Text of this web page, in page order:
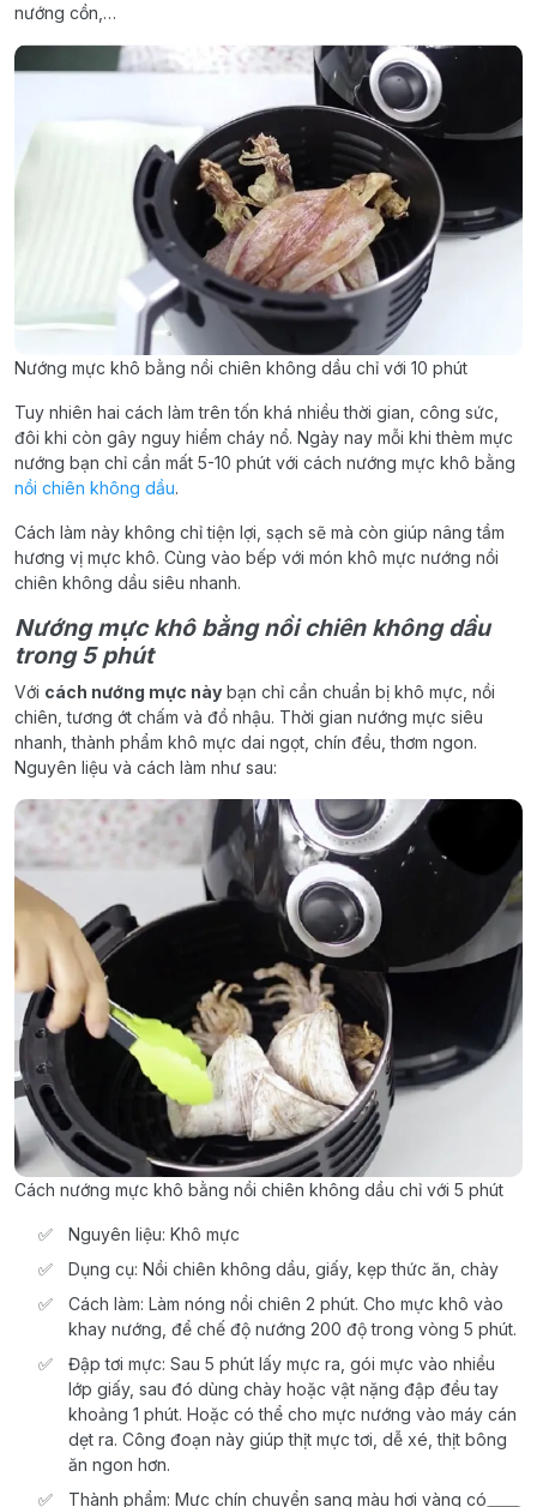
nướng cồn,…
Nướng mực khô bằng nồi chiên không dầu chỉ với 10 phút
Tuy nhiên hai cách làm trên tốn khá nhiều thời gian, công sức,
đôi khi còn gây nguy hiểm cháy nổ. Ngày nay mỗi khi thèm mực
nướng bạn chỉ cần mất 5-10 phút với cách nướng mực khô bằng
nồi chiên không dầu.
Cách làm này không chỉ tiện lợi, sạch sẽ mà còn giúp nâng tầm
hương vị mực khô. Cùng vào bếp với món khô mực nướng nồi
chiên không dầu siêu nhanh.
Nướng mực khô bằng nồi chiên không dầu
trong 5 phút
Với cách nướng mực này bạn chỉ cần chuẩn bị khô mực, nồi
chiên, tương ớt chấm và đồ nhậu. Thời gian nướng mực siêu
nhanh, thành phẩm khô mực dai ngọt, chín đều, thơm ngon.
Nguyên liệu và cách làm như sau:
Cách nướng mực khô bằng nồi chiên không dầu chỉ với 5 phút
Nguyên liệu: Khô mực
Dụng cụ: Nồi chiên không dầu, giấy, kẹp thức ăn, chày
Cách làm: Làm nóng nồi chiên 2 phút. Cho mực khô vào
khay nướng, để chế độ nướng 200 độ trong vòng 5 phút.
Đập tơi mực: Sau 5 phút lấy mực ra, gói mực vào nhiều
lớp giấy, sau đó dùng chày hoặc vật nặng đập đều tay
khoảng 1 phút. Hoặc có thể cho mực nướng vào máy cán
dẹt ra. Công đoạn này giúp thịt mực tơi, dễ xé, thịt bông
ăn ngon hơn.
Thành phẩm: Mực chín chuyển sang màu hơi vàng có